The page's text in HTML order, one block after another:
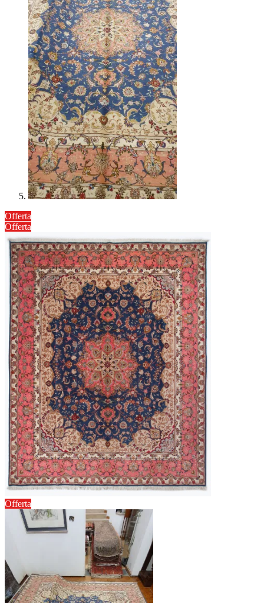
Offerta
Offerta
Offerta